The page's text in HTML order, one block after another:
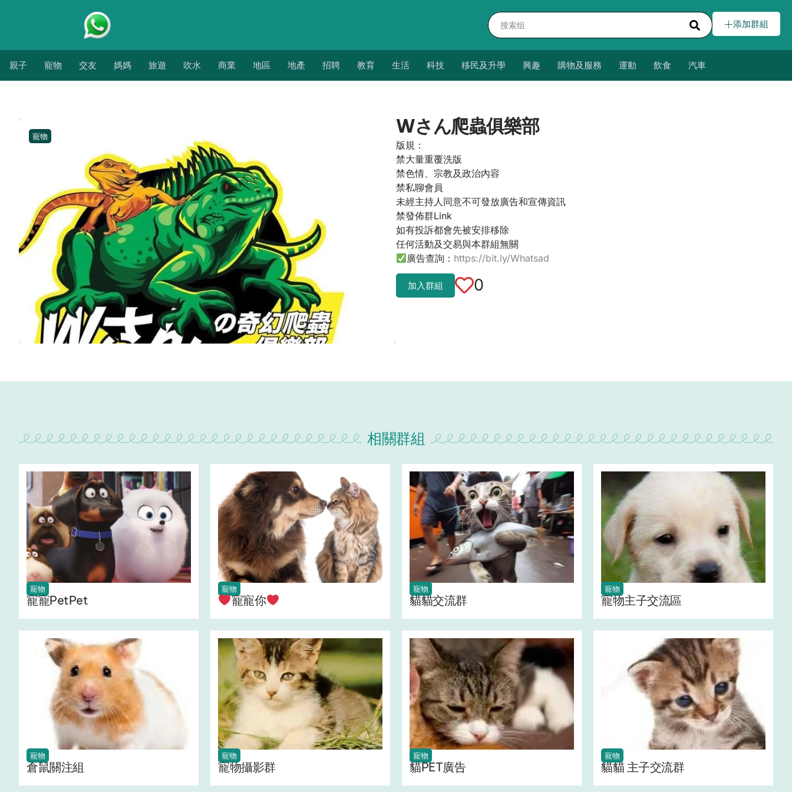
添加群組
親子 寵物 交友 媽媽 旅遊 吹水 商業 地區 地產 招聘 教育 生活 科技 移民及升學 興趣 購物及服務 運動 飲食 汽車
寵物 Wさん爬蟲俱樂部
版規：
禁大量重覆洗版
禁色情、宗教及政治內容
禁私聊會員
未經主持人同意不可發放廣告和宣傳資訊
禁發佈群Link
如有投訴都會先被安排移除
任何活動及交易與本群組無關
廣告查詢： https://bit.ly/Whatsad
加入群組 0
相關群組
寵物
寵寵PetPet
寵物
寵寵你
寵物
貓貓交流群
寵物
寵物主子交流區
寵物
倉鼠關注組
寵物
寵物攝影群
寵物
貓PET廣告
寵物
貓貓 主子交流群